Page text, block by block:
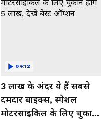
3 लाख के अंदर ये हैं सबसे
दमदार बाइक्स, स्पेशल
मोटरसाइकिल के लिए चुकाने
04:12